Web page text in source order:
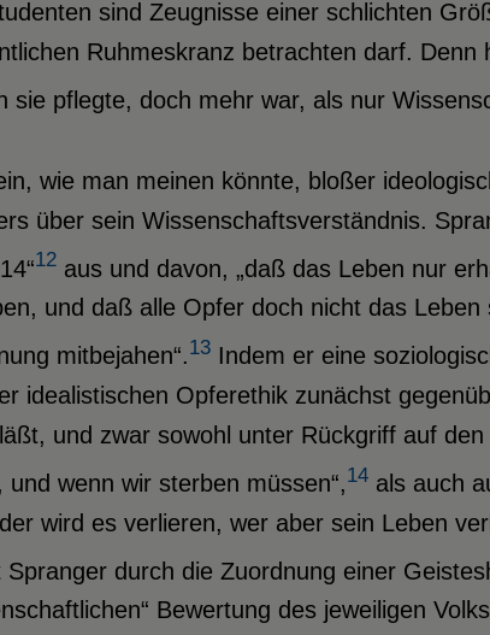
sind Zeugnisse einer schlichten
Ruhmeskranz betrachten darf. Denn
sie pflegte, doch mehr war, als nur
wie man meinen könnte, bloßer
über sein Wissenschaftsverständnis.
12aus und davon, „daß das Leben nur
und daß alle Opfer doch nicht das Leben
mitbejahen“.13Indem er eine
idealistischen Opferethik zunächst
und zwar sowohl unter Rückgriff auf
wenn wir sterben müssen“,14als auch
wird es verlieren, wer aber sein Leben
durch die Zuordnung einer
Bewertung des jeweiligen